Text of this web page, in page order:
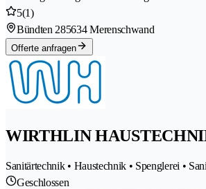
5(1)
Bündten 285634 Merenschwand
Offerte anfragen
WIRTHLIN
Sanitärtechnik • Haustechnik • Spenglerei •
Geschlossen